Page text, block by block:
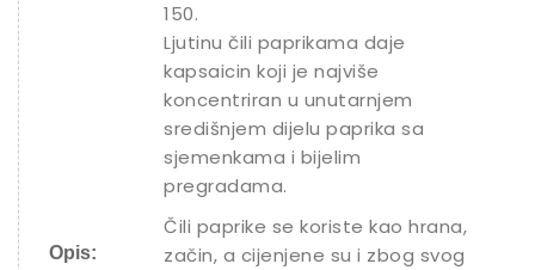
Opis:
150.
Ljutinu čili paprikama daje
kapsaicin koji je najviše
koncentriran u unutarnjem
središnjem dijelu paprika sa
sjemenkama i bijelim
pregradama.
Čili paprike se koriste kao hrana,
začin, a cijenjene su i zbog svog